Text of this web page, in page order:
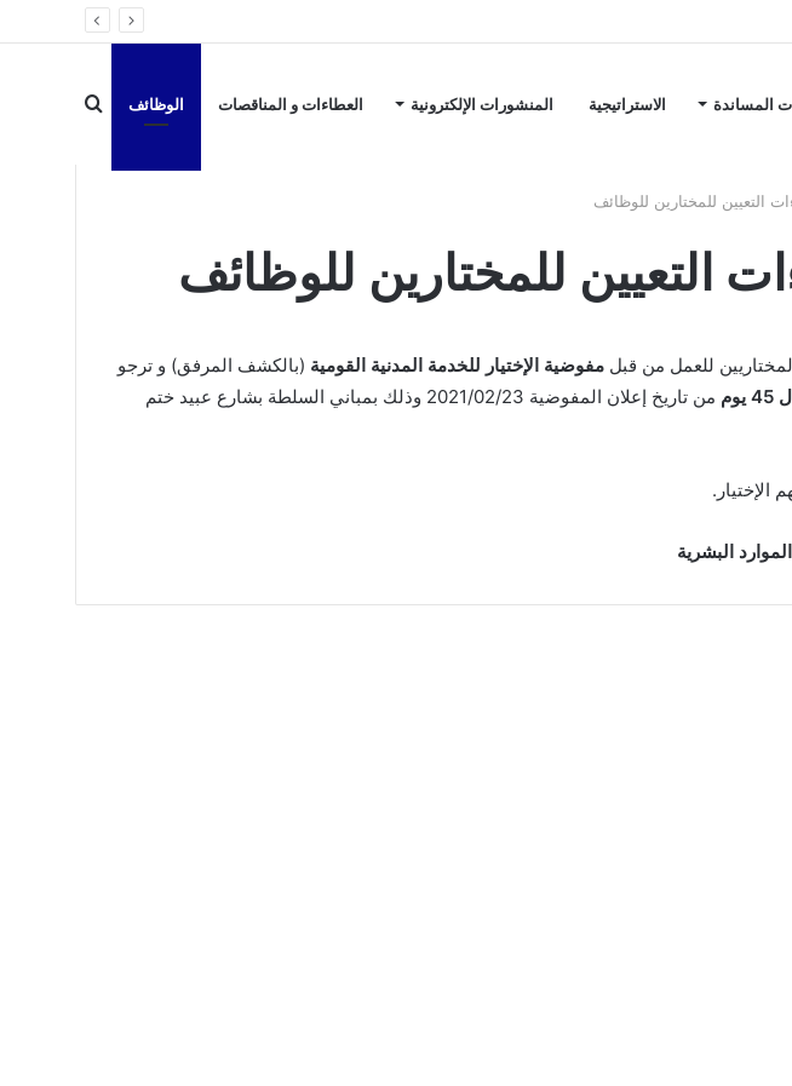
المساندة الاستراتيجية المنشورات الإلكترونية العطاءات و المناقصات الوظائف بحث
التعيين للمختارين للوظائف
التعيين للمختارين للوظائف
للعمل من قبل مفوضية الإختيار للخدمة المدنية القومية (بالكشف المرفق) و ترجو
من تاريخ إعلان المفوضية 2021/02/23 وذلك بمباني السلطة بشارع عبيد ختم
الإختيار.
البشرية